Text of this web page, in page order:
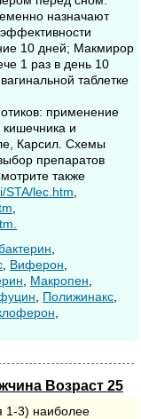
назначают
10 дней; Макмирор
1 раз в день 10
таблетке
применение
и
Карсил. Схемы
препаратов
также
STA/lec.htm
Виферон
Макропен
Полижинакс
Возраст 25
1-3) наиболее